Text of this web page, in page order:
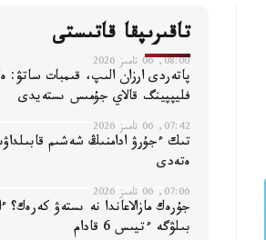
تاقىرىپقا قاتىستى
08:00, 06 تامىز 2026
پاتەردى ارزان الىپ، قىمبات ساتۋ:
فليپپينگ قالاي جۇمىس ىستەيدى
07:42, 06 تامىز 2026
تىك ءجۇرۋ ادامنىڭ شەشىم
ەتەدى
07:06, 06 تامىز 2026
جۇرەك مازالاعاندا نە ىستەۋ كەرەك؟
بىلۋگە ءتيىس 6 قادام